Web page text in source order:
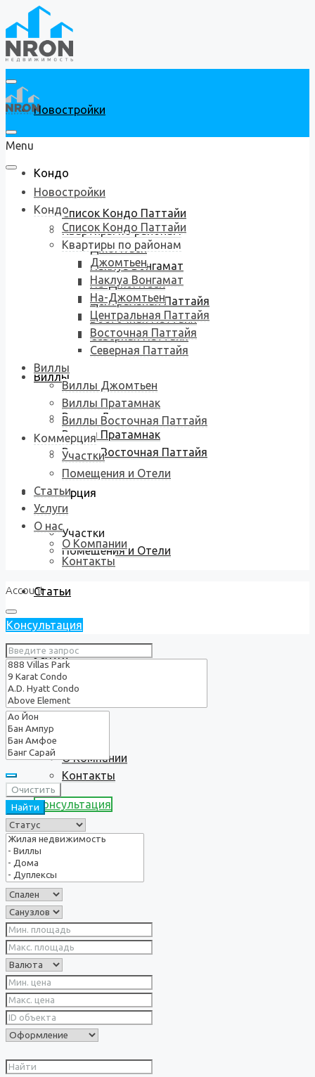
Новостройки
Кондо
Список Кондо Паттайи
Квартиры по районам
Джомтьен
Наклуа Вонгамат
На-Джомтьен
Центральная Паттайя
Восточная Паттайя
Северная Паттайя
Виллы
Виллы Джомтьен
Виллы Пратамнак
Виллы Восточная Паттайя
Коммерция
Участки
Помещения и Отели
Статьи
Услуги
О нас
О Компании
Контакты
Консультация
Menu
Новостройки
Кондо
Список Кондо Паттайи
Квартиры по районам
Джомтьен
Наклуа Вонгамат
На-Джомтьен
Центральная Паттайя
Восточная Паттайя
Северная Паттайя
Виллы
Виллы Джомтьен
Виллы Пратамнак
Виллы Восточная Паттайя
Коммерция
Участки
Помещения и Отели
Статьи
Услуги
О нас
О Компании
Контакты
Account
Консультация
Очистить
Найти